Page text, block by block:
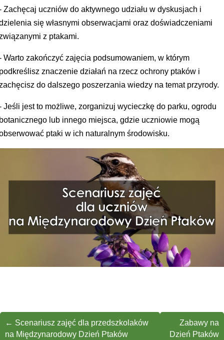
Zachęcaj uczniów do aktywnego udziału w dyskusjach i
się własnymi obserwacjami oraz doświadczeniami
z ptakami.
Warto zakończyć zajęcia podsumowaniem, w którym
znaczenie działań na rzecz ochrony ptaków i
do dalszego poszerzania wiedzy na temat przyrody.
Jeśli jest to możliwe, zorganizuj wycieczkę do parku, ogrodu
lub innego miejsca, gdzie uczniowie mogą
ptaki w ich naturalnym środowisku.
← Scenariusz zajęć dla przedszkolaków
na Międzynarodowy Dzień Ptaków
Zabawy na
Dzień Ptaków